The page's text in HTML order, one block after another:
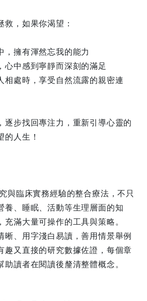
，如果你渴望：
，擁有渾然忘我的能力
心中感到寧靜而深刻的滿足
相處時，享受自然流露的親密連
逐步找回專注力，重新引導心靈的
的人生！
與臨床實務經驗的整合療法，不只
養、睡眠、活動等生理層面的知
充滿大量可操作的工具與策略。
、用字淺白易讀，善用情景舉例
趣又直接的研究數據佐證，每個章
助讀者在閱讀後釐清整體概念。